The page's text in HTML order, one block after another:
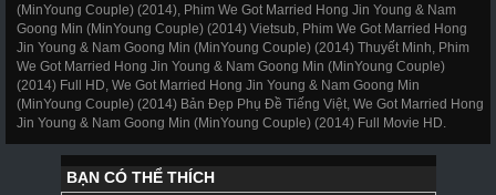
(MinYoung Couple) (2014), Phim We Got Married Hong Jin Young & Nam
Goong Min (MinYoung Couple) (2014) Vietsub, Phim We Got Married Hong
Jin Young & Nam Goong Min (MinYoung Couple) (2014) Thuyết Minh, Phim
We Got Married Hong Jin Young & Nam Goong Min (MinYoung Couple)
(2014) Full HD, We Got Married Hong Jin Young & Nam Goong Min
(MinYoung Couple) (2014) Bản Đẹp Phụ Đề Tiếng Việt, We Got Married Hong
Jin Young & Nam Goong Min (MinYoung Couple) (2014) Full Movie HD.